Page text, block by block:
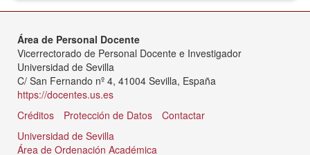
Área de Personal Docente
Vicerrectorado de Personal Docente e Investigador
Universidad de Sevilla
C/ San Fernando nº 4, 41004 Sevilla, España
https://docentes.us.es
Créditos
Protección de Datos
Contactar
Universidad de Sevilla
Área de Ordenación Académica